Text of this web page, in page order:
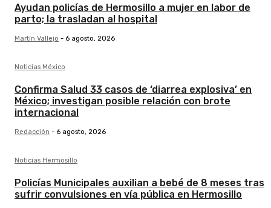
Ayudan policías de Hermosillo a mujer en labor de
parto; la trasladan al hospital
Martín Vallejo - 6 agosto, 2026
Noticias México
Confirma Salud 33 casos de ‘diarrea explosiva’ en
México; investigan posible relación con brote
internacional
Redacción - 6 agosto, 2026
Noticias Hermosillo
Policías Municipales auxilian a bebé de 8 meses tras
sufrir convulsiones en vía pública en Hermosillo